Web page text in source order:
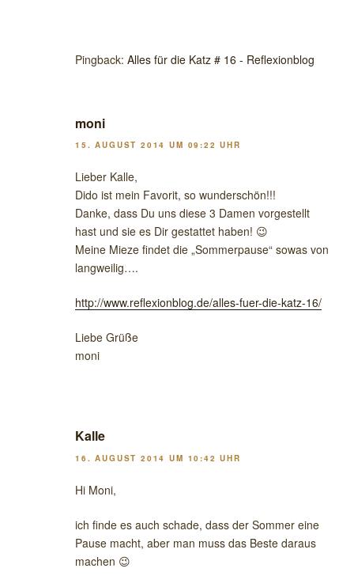
Pingback: Alles für die Katz # 16 - Reflexionblog
moni
15. AUGUST 2014 UM 09:22 UHR
Lieber Kalle,
Dido ist mein Favorit, so wunderschön!!!
Danke, dass Du uns diese 3 Damen vorgestellt
hast und sie es Dir gestattet haben! 😉
Meine Mieze findet die „Sommerpause“ sowas von
langweilig….
http://www.reflexionblog.de/alles-fuer-die-katz-16/
Liebe Grüße
moni
Kalle
16. AUGUST 2014 UM 10:42 UHR
Hi Moni,
ich finde es auch schade, dass der Sommer eine
Pause macht, aber man muss das Beste daraus
machen 😉